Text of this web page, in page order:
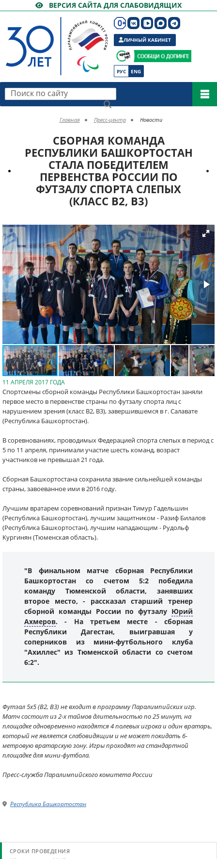
ВЕРСИЯ САЙТА ДЛЯ СЛАБОВИДЯЩИХ
РУС ENG
ЛИЧНЫЙ КАБИНЕТ
Поиск по сайту
Главная Пресс-центр Новости
СБОРНАЯ КОМАНДА
РЕСПУБЛИКИ БАШКОРТОСТАН
СТАЛА ПОБЕДИТЕЛЕМ
ПЕРВЕНСТВА РОССИИ ПО
ФУТЗАЛУ СПОРТА СЛЕПЫХ
(КЛАСС B2, B3)
11 АПРЕЛЯ 2017 ГОДА
Спортсмены сборной команды Республики Башкортостан заняли
первое место в первенстве страны по футзалу спорта лиц с
нарушением зрения (класс B2, B3), завершившемся в г. Салавате
(Республика Башкортостан).
В соревнованиях, проводимых Федерацией спорта слепых в период с
5 по 11 апреля, принимали участие шесть команд, возраст
участников не превышал 21 года.
Сборная Башкортостана сохранила звание сильнейшей команды
страны, завоеванное ими в 2016 году.
Лучшим вратарем соревнований признан Тимур Гадельшин
(Республика Башкортостан), лучшим защитником - Разиф Билалов
(Республика Башкортостан), лучшим нападающим - Рудольф
Кургинян (Тюменская область).
"В финальном матче сборная Республики
Башкортостан со счетом 5:2 победила
команду Тюменской области, занявших
второе место, - рассказал старший тренер
сборной команды России по футзалу Юрий
Ахмеров. - На третьем месте - сборная
Республики Дагестан, выигравшая у
соперников из мини-футбольного клуба
"Ахиллес" из Тюменской области со счетом
6:2".
Футзал 5х5 (В2, В3) не входит в программу Паралимпийских игр.
Матч состоит из 2-х таймов длительностью по 25 минут, на
площадке одновременно находятся 4 полевых игрока и один вратарь,
который не является слабовидящим и не может покидать 6-
метровую вратарскую зону. Игры проходят на стандартной
площадке для мини-футбола.
Пресс-служба Паралимпийского комитета России
Республика Башкортостан